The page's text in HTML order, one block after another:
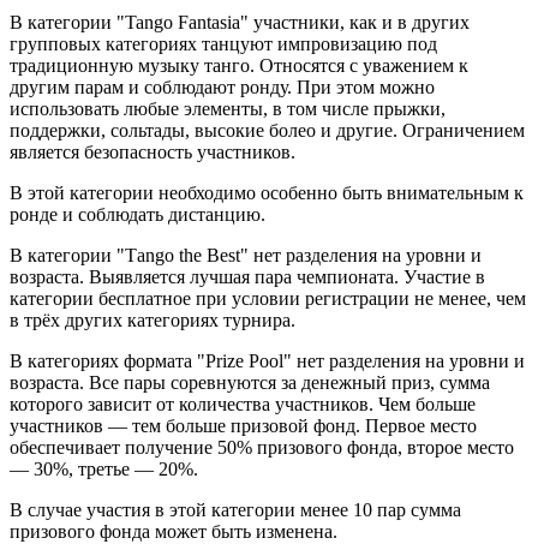
В категории "Tango Fantasia" участники, как и в других
групповых категориях танцуют импровизацию под
традиционную музыку танго. Относятся с уважением к
другим парам и соблюдают ронду. При этом можно
использовать любые элементы, в том числе прыжки,
поддержки, сольтады, высокие болео и другие. Ограничением
является безопасность участников.
В этой категории необходимо особенно быть внимательным к
ронде и соблюдать дистанцию.
В категории "Тango the Best" нет разделения на уровни и
возраста. Выявляется лучшая пара чемпионата. Участие в
категории бесплатное при условии регистрации не менее, чем
в трёх других категориях турнира.
В категориях формата "Prize Pool" нет разделения на уровни и
возраста. Все пары соревнуются за денежный приз, сумма
которого зависит от количества участников. Чем больше
участников — тем больше призовой фонд. Первое место
обеспечивает получение 50% призового фонда, второе место
— 30%, третье — 20%.
В случае участия в этой категории менее 10 пар сумма
призового фонда может быть изменена.